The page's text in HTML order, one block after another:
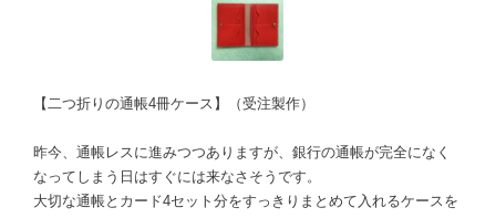
【二つ折りの通帳4冊ケース】（受注製作）
昨今、通帳レスに進みつつありますが、銀行の通帳が完全になく
なってしまう日はすぐには来なさそうです。
大切な通帳とカード4セット分をすっきりまとめて入れるケースを